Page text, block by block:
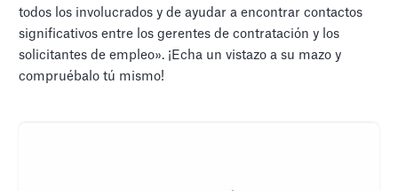
todos los involucrados y de ayudar a encontrar contactos
significativos entre los gerentes de contratación y los
solicitantes de empleo». ¡Echa un vistazo a su mazo y
compruébalo tú mismo!